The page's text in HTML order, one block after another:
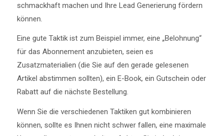
schmackhaft machen und Ihre Lead Generierung fördern
können.
Eine gute Taktik ist zum Beispiel immer, eine „Belohnung“
für das Abonnement anzubieten, seien es
Zusatzmaterialien (die Sie auf den gerade gelesenen
Artikel abstimmen sollten), ein E-Book, ein Gutschein oder
Rabatt auf die nächste Bestellung.
Wenn Sie die verschiedenen Taktiken gut kombinieren
können, sollte es Ihnen nicht schwer fallen, eine maximale